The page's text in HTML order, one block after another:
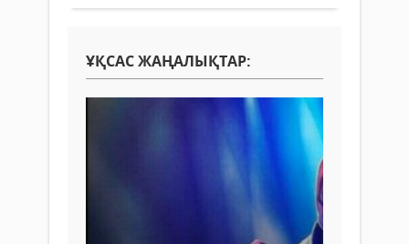
ҰҚСАС ЖАҢАЛЫҚТАР: